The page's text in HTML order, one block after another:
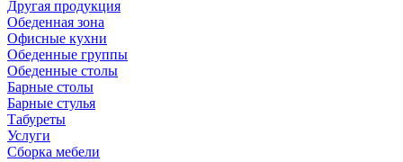
Другая продукция
Обеденная зона
Офисные кухни
Обеденные группы
Обеденные столы
Барные столы
Барные стулья
Табуреты
Услуги
Сборка мебели